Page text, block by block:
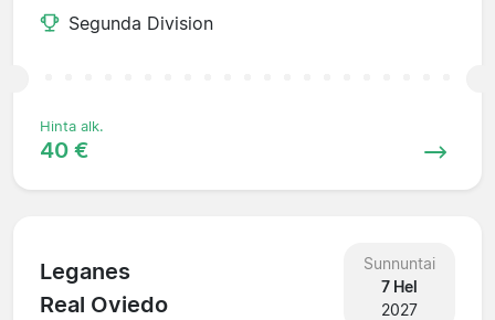
Segunda Division
Hinta alk.
40 €
Leganes
Real Oviedo
Sunnuntai
7 Hel
2027